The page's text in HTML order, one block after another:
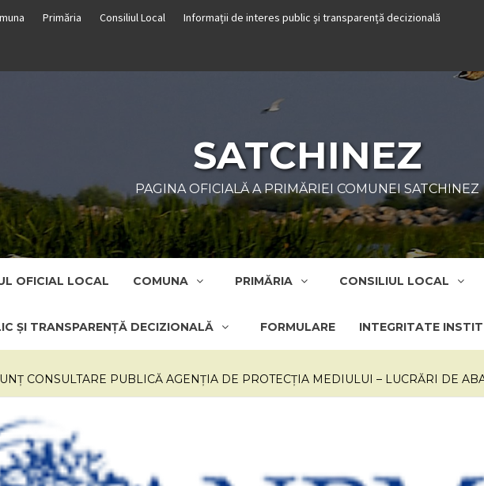
Primăria Consiliul Local Informații de interes public și transparență decizională
SATCHINEZ
PAGINA OFICIALĂ A PRIMĂRIEI COMUNEI SATCHINEZ
OFICIAL LOCAL COMUNA PRIMĂRIA CONSILIUL LOCAL
ȘI TRANSPARENȚĂ DECIZIONALĂ FORMULARE INTEGRITATE
CONSULTARE PUBLICĂ AGENȚIA DE PROTECȚIA MEDIULUI – LUCRĂRI DE